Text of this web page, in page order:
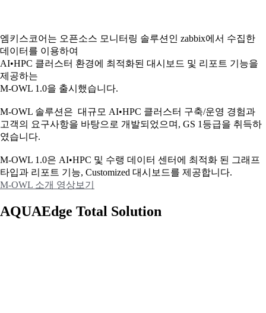
엠키스코어는 오픈소스 모니터링 솔루션인 zabbix에서 수집한
데이터를 이용하여
AI•HPC 클러스터 환경에 최적화된 대시보드 및 리포트 기능을
제공하는
M-OWL 1.0을 출시했습니다.
M-OWL 솔루션은 대규모 AI•HPC 클러스터 구축/운영 경험과
고객의 요구사항을 바탕으로 개발되었으며, GS 1등급을 취득하
였습니다.
M-OWL 1.0은 AI•HPC 및 수랭 데이터 센터에 최적화 된 그래프
타입과 리포트 기능, Customized 대시보드를 제공합니다.
M-OWL 소개 영상보기
AQUAEdge Total Solution